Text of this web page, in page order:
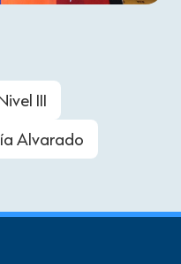
III
Alvarado